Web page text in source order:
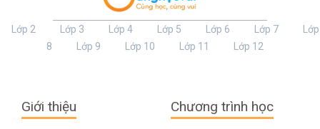
Lớp 2 Lớp 3 Lớp 4 Lớp 5 Lớp 6 Lớp 7
Lớp
8
Lớp 9 Lớp 10 Lớp 11 Lớp 12
Giới thiệu Chương trình học